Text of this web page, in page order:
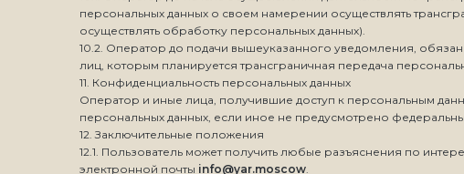
персональных данных о своем намерении осуществлять
осуществлять обработку персональных данных).
10.2. Оператор до подачи вышеуказанного уведомления,
лиц, которым планируется трансграничная передача
11. Конфиденциальность персональных данных
Оператор и иные лица, получившие доступ к персональным
персональных данных, если иное не предусмотрено
12. Заключительные положения
12.1. Пользователь может получить любые разъяснения по
электронной почты info@yar.moscow.